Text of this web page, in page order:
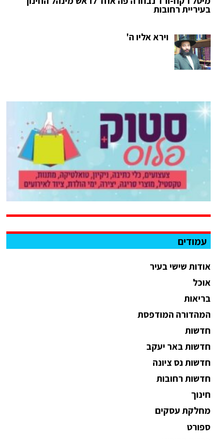
בעיריית רחובות
וירא אליו ה'
עמודים
אודות שישי בעיר
אוכל
בריאות
המהדורה המודפסת
חדשות
חדשות באר יעקב
חדשות נס ציונה
חדשות רחובות
חינוך
מחלקת עסקים
ספורט